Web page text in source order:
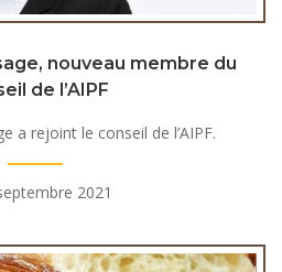
nouveau membre du
de l’AIPF
a rejoint le conseil de l’AIPF.
2021